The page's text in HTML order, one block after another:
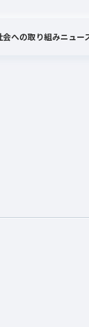
MOTEX/
会への取り組みニュー